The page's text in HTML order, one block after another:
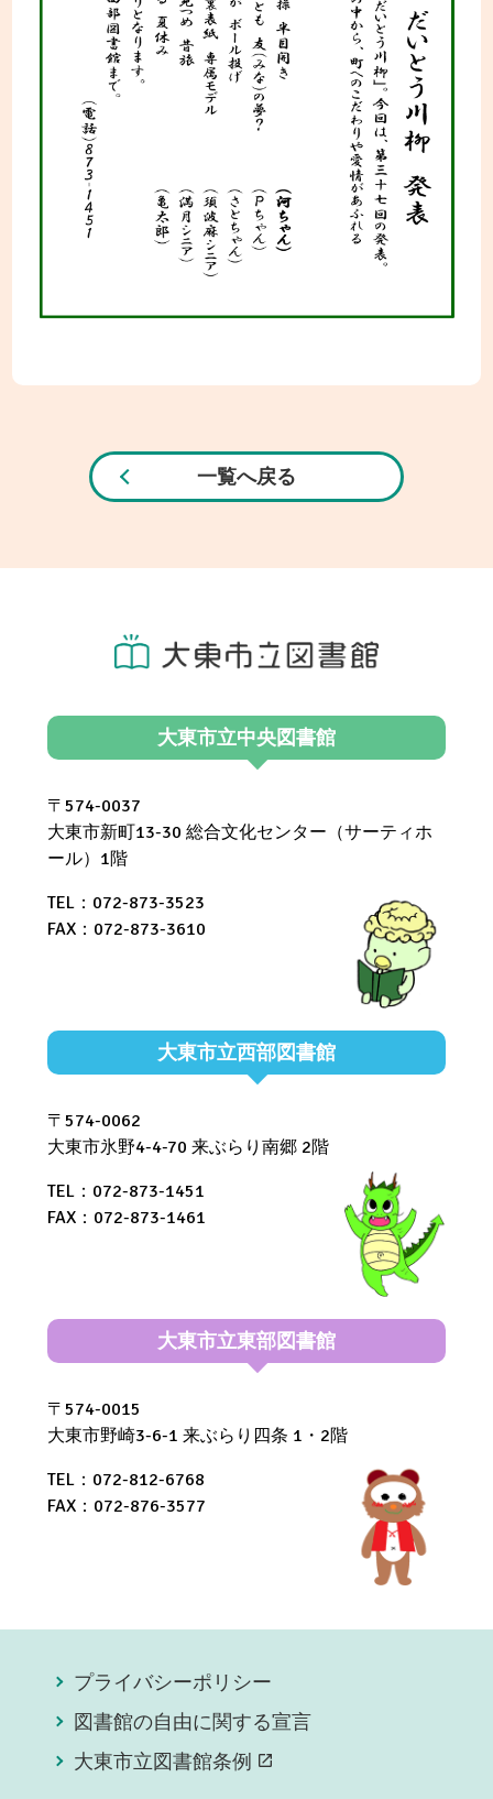
一覧へ戻る
大東市立中央図書館
〒574-0037
大東市新町13-30 総合文化センター（サーティホ
ール）1階
TEL：072-873-3523
FAX：072-873-3610
大東市立西部図書館
〒574-0062
大東市氷野4-4-70 来ぶらり南郷 2階
TEL：072-873-1451
FAX：072-873-1461
大東市立東部図書館
〒574-0015
大東市野崎3-6-1 来ぶらり四条 1・2階
TEL：072-812-6768
FAX：072-876-3577
プライバシーポリシー
図書館の自由に関する宣言
大東市立図書館条例 open_in_new